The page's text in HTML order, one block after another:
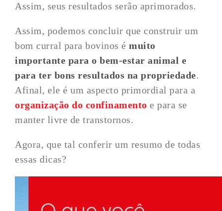
Assim, seus resultados serão aprimorados.
Assim, podemos concluir que construir um
bom curral para bovinos émuito
importante para o bem-estar animal e
para ter bons resultados na propriedade.
Afinal, ele é um aspecto primordial para a
organização do confinamento e para se
manter livre de transtornos.
Agora, que tal conferir um resumo de todas
essas dicas?